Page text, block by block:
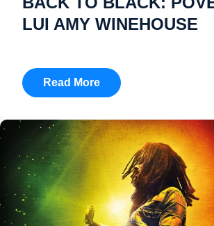
LUI AMY WINEHOUSE
Read More